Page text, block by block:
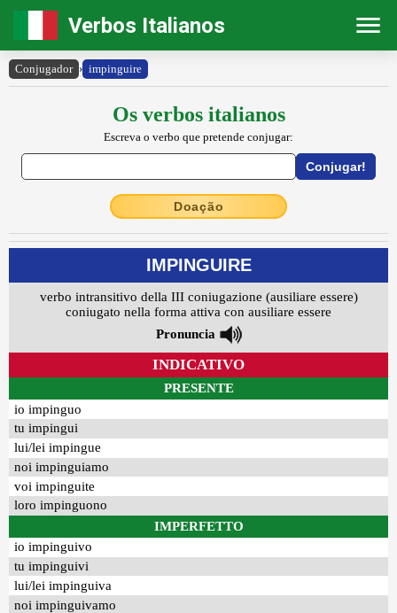
Verbos Italianos
Conjugador › impinguire
Os verbos italianos
Escreva o verbo que pretende conjugar:
Doação
IMPINGUIRE
verbo intransitivo della III coniugazione (ausiliare essere)
coniugato nella forma attiva con ausiliare essere
Pronuncia
INDICATIVO
PRESENTE
io impinguo
tu impingui
lui/lei impingue
noi impinguiamo
voi impinguite
loro impinguono
IMPERFETTO
io impinguivo
tu impinguivi
lui/lei impinguiva
noi impinguivamo